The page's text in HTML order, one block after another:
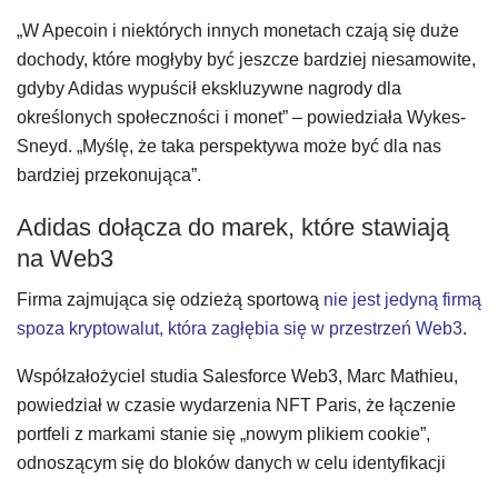
„W Apecoin i niektórych innych monetach czają się duże
dochody, które mogłyby być jeszcze bardziej niesamowite,
gdyby Adidas wypuścił ekskluzywne nagrody dla
określonych społeczności i monet” – powiedziała Wykes-
Sneyd. „Myślę, że taka perspektywa może być dla nas
bardziej przekonująca”.
Adidas dołącza do marek, które stawiają
na Web3
Firma zajmująca się odzieżą sportową nie jest jedyną firmą
spoza kryptowalut, która zagłębia się w przestrzeń Web3.
Współzałożyciel studia Salesforce Web3, Marc Mathieu,
powiedział w czasie wydarzenia NFT Paris, że łączenie
portfeli z markami stanie się „nowym plikiem cookie”,
odnoszącym się do bloków danych w celu identyfikacji